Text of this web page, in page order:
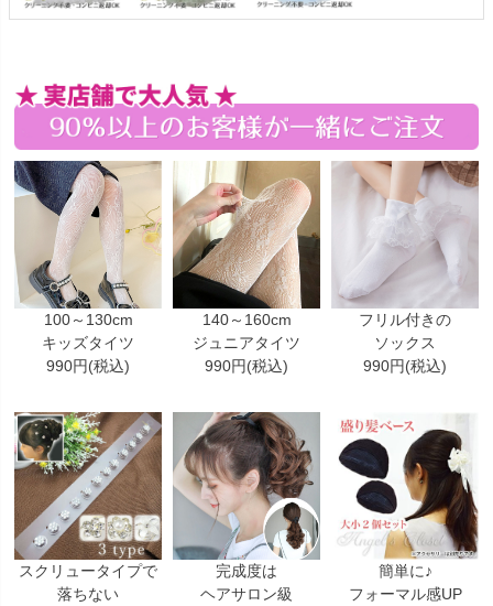
100～130cm
キッズタイツ
990円(税込)
140～160cm
ジュニアタイツ
990円(税込)
フリル付きの
ソックス
990円(税込)
スクリュータイプで
落ちない
完成度は
ヘアサロン級
簡単に♪
フォーマル感UP